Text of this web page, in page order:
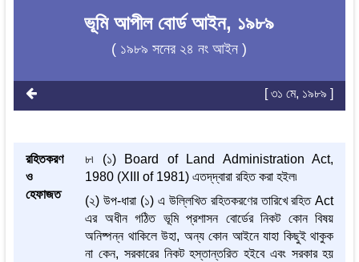
ভূমি আপীল বোর্ড আইন, ১৯৮৯
( ১৯৮৯ সনের ২৪ নং আইন )
[ ৩১ মে, ১৯৮৯ ]
রহিতকরণ
ও
হেফাজত
৮৷ (১) Board of Land Administration Act,
1980 (XIII of 1981) এতদ্‌দ্বারা রহিত করা হইল৷
(২) উপ-ধারা (১) এ উল্লিখিত রহিতকরণের তারিখে রহিত Act
এর অধীন গঠিত ভূমি প্রশাসন বোর্ডের নিকট কোন বিষয়
অনিষ্পন্ন থাকিলে উহা, অন্য কোন আইনে যাহা কিছুই থাকুক
না কেন, সরকারের নিকট হস্তান্তরিত হইবে এবং সরকার হয়